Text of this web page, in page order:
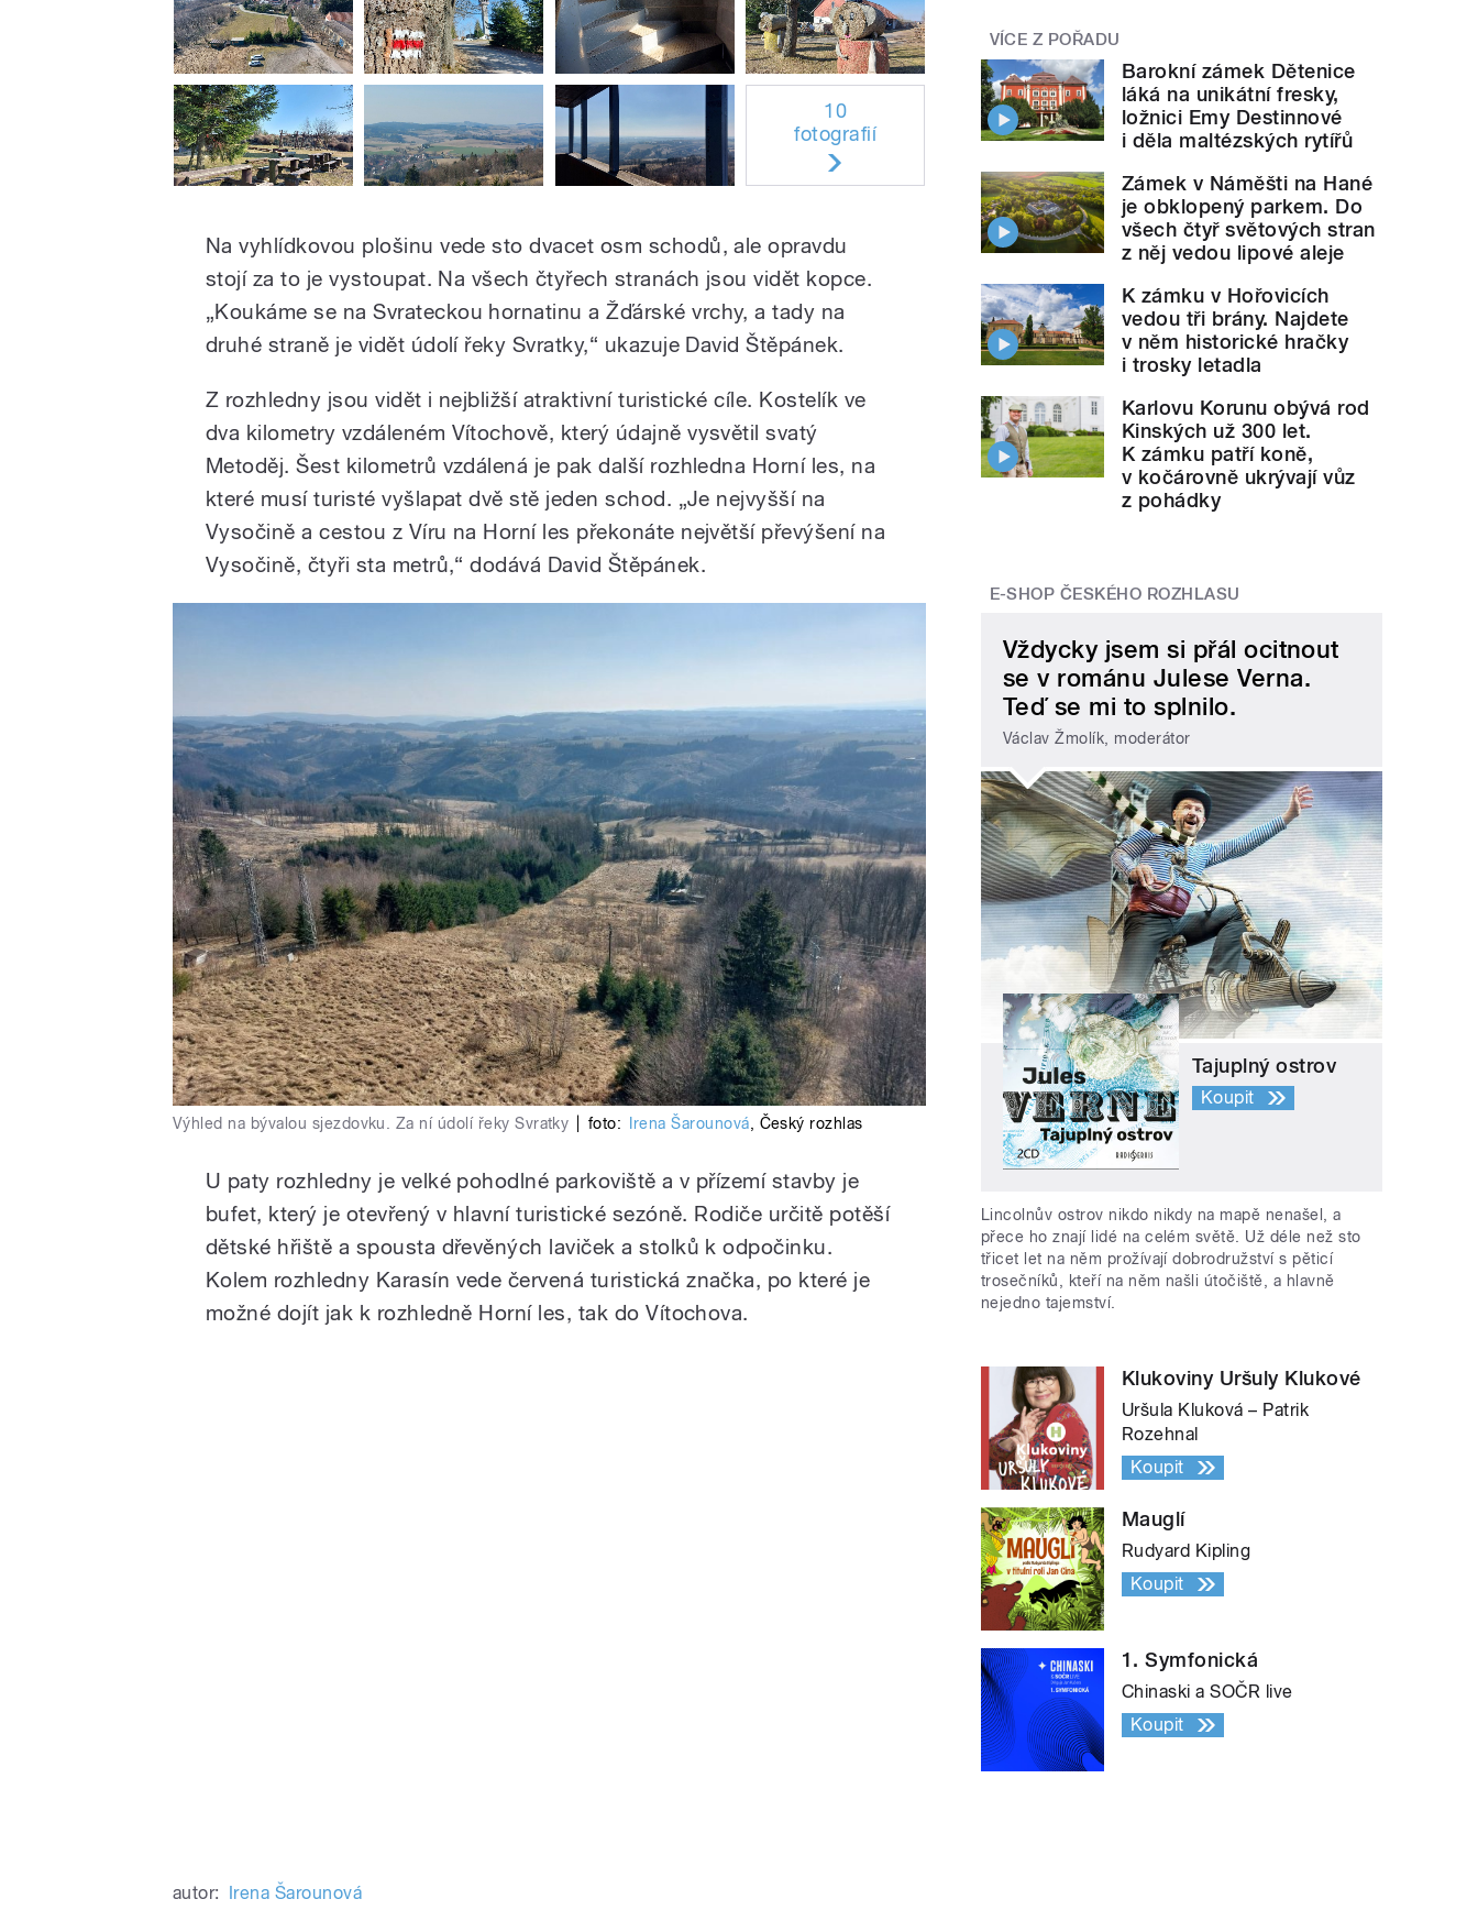
10
fotografií
Na vyhlídkovou plošinu vede sto dvacet osm schodů, ale opravdu
stojí za to je vystoupat. Na všech čtyřech stranách jsou vidět kopce.
„Koukáme se na Svrateckou hornatinu a Žďárské vrchy, a tady na
druhé straně je vidět údolí řeky Svratky,“ ukazuje David Štěpánek.
Z rozhledny jsou vidět i nejbližší atraktivní turistické cíle. Kostelík ve
dva kilometry vzdáleném Vítochově, který údajně vysvětil svatý
Metoděj. Šest kilometrů vzdálená je pak další rozhledna Horní les, na
které musí turisté vyšlapat dvě stě jeden schod. „Je nejvyšší na
Vysočině a cestou z Víru na Horní les překonáte největší převýšení na
Vysočině, čtyři sta metrů,“ dodává David Štěpánek.
Výhled na bývalou sjezdovku. Za ní údolí řeky Svratky foto: Irena Šarounová, Český rozhlas
U paty rozhledny je velké pohodlné parkoviště a v přízemí stavby je
bufet, který je otevřený v hlavní turistické sezóně. Rodiče určitě potěší
dětské hřiště a spousta dřevěných laviček a stolků k odpočinku.
Kolem rozhledny Karasín vede červená turistická značka, po které je
možné dojít jak k rozhledně Horní les, tak do Vítochova.
autor: Irena Šarounová
VÍCE Z POŘADU
Barokní zámek Dětenice
láká na unikátní fresky,
ložnici Emy Destinnové
i děla maltézských rytířů
Zámek v Náměšti na Hané
je obklopený parkem. Do
všech čtyř světových stran
z něj vedou lipové aleje
K zámku v Hořovicích
vedou tři brány. Najdete
v něm historické hračky
i trosky letadla
Karlovu Korunu obývá rod
Kinských už 300 let.
K zámku patří koně,
v kočárovně ukrývají vůz
z pohádky
E-SHOP ČESKÉHO ROZHLASU
Vždycky jsem si přál ocitnout
se v románu Julese Verna.
Teď se mi to splnilo.
Václav Žmolík, moderátor
Tajuplný ostrov
Koupit
Lincolnův ostrov nikdo nikdy na mapě nenašel, a
přece ho znají lidé na celém světě. Už déle než sto
třicet let na něm prožívají dobrodružství s pěticí
trosečníků, kteří na něm našli útočiště, a hlavně
nejedno tajemství.
Klukoviny Uršuly Klukové
Uršula Kluková – Patrik
Rozehnal
Koupit
Mauglí
Rudyard Kipling
Koupit
1. Symfonická
Chinaski a SOČR live
Koupit